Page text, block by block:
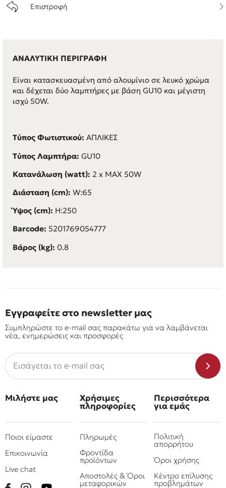
Επιστροφή
ΑΝΑΛΥΤΙΚΗ ΠΕΡΙΓΡΑΦΗ
Είναι κατασκευασμένη από αλουμίνιο σε λευκό χρώμα
και δέχεται δύο λαμπτήρες με βάση GU10 και μέγιστη
ισχύ 50W.
Τύπος Φωτιστικού: ΑΠΛΙΚΕΣ
Τύπος Λαμπτήρα: GU10
Κατανάλωση (watt): 2 x MAX 50W
Διάσταση (cm): W:65
Ύψος (cm): H:250
Barcode: 5201769054777
Βάρος (kg): 0.8
Εγγραφείτε στο newsletter μας
Συμπληρώστε το e-mail σας παρακάτω για να λαμβάνεται
νέα, ενημερώσεις και προσφορές
Μιλήστε μας
Ποιοι είμαστε
Επικοινωνία
Live chat
Χρήσιμες
πληροφορίες
Πληρωμές
Φροντίδα
προϊόντων
Αποστολές & Όροι
μεταφορικών
Περισσότερα
για εμάς
Πολιτική
απορρήτου
Όροι χρήσης
Κέντρο επίλυσης
προβλημάτων